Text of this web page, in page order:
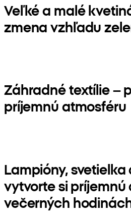
Veľké a malé
zmena vzhľadu
Záhradné textílie –
príjemnú atmosféru
Lampióny,
vytvorte si príjemnú
večerných